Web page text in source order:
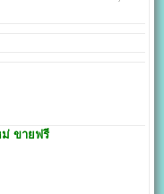
ม่ ขายฟรี